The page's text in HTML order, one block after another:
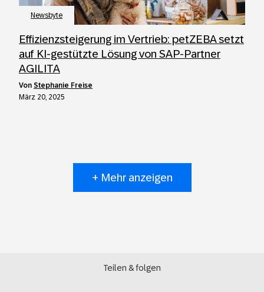
Newsbyte
Effizienzsteigerung im Vertrieb: petZEBA setzt
auf KI-gestützte Lösung von SAP-Partner
AGILITA
von Stephanie Freise
März 20, 2025
+ Mehr anzeigen
Teilen & folgen